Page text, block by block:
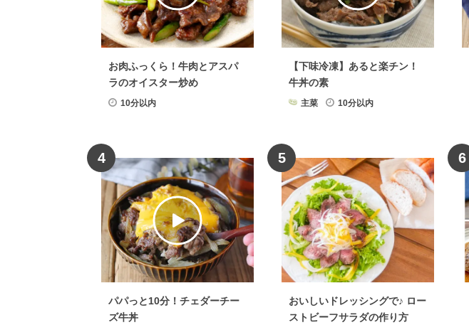
お肉ふっくら！牛肉とアスパ
ラのオイスター炒め
10分以内
【下味冷凍】あると楽チン！
牛丼の素
主菜 10分以内
4
パパっと10分！チェダーチー
ズ牛丼
5
おいしいドレッシングで♪ ロー
ストビーフサラダの作り方
6